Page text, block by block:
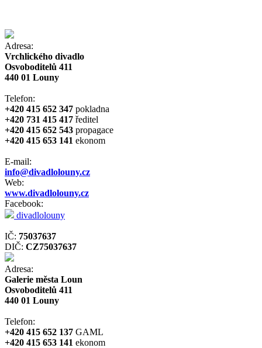
Adresa:
Vrchlického divadlo
Osvoboditelů 411
440 01 Louny
Telefon:
+420 415 652 347 pokladna
+420 731 415 417 ředitel
+420 415 652 543 propagace
+420 415 653 141 ekonom
E-mail:
info@divadlolouny.cz
Web:
www.divadlolouny.cz
Facebook:
divadlolouny
IČ: 75037637
DIČ: CZ75037637
Adresa:
Galerie města Loun
Osvoboditelů 411
440 01 Louny
Telefon:
+420 415 652 137 GAML
+420 415 653 141 ekonom